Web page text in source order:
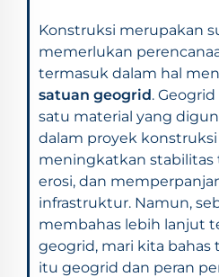
Konstruksi merupakan
memerlukan
termasuk dalam hal
satuan geogrid.
satu material yang
dalam proyek
meningkatkan stabilitas
erosi, dan
infrastruktur. Namun,
membahas lebih lanjut
geogrid, mari kita bahas
itu geogrid dan peran